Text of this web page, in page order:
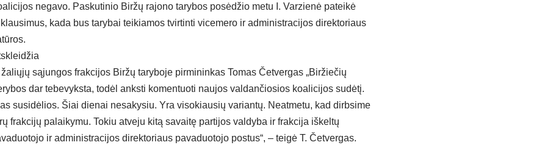
negavo. Paskutinio Biržų rajono tarybos posėdžio metu I. Varzienė pateikė
kada bus tarybai teikiamos tvirtinti vicemero ir administracijos direktoriaus
sąjungos frakcijos Biržų taryboje pirmininkas Tomas Četvergas „Biržiečių
dar tebevyksta, todėl anksti komentuoti naujos valdančiosios koalicijos sudėtį.
susidėlios. Šiai dienai nesakysiu. Yra visokiausių variantų. Neatmetu, kad dirbsime
frakcijų palaikymu. Tokiu atveju kitą savaitę partijos valdyba ir frakcija iškeltų
ir administracijos direktoriaus pavaduotojo postus“, – teigė T. Četvergas.